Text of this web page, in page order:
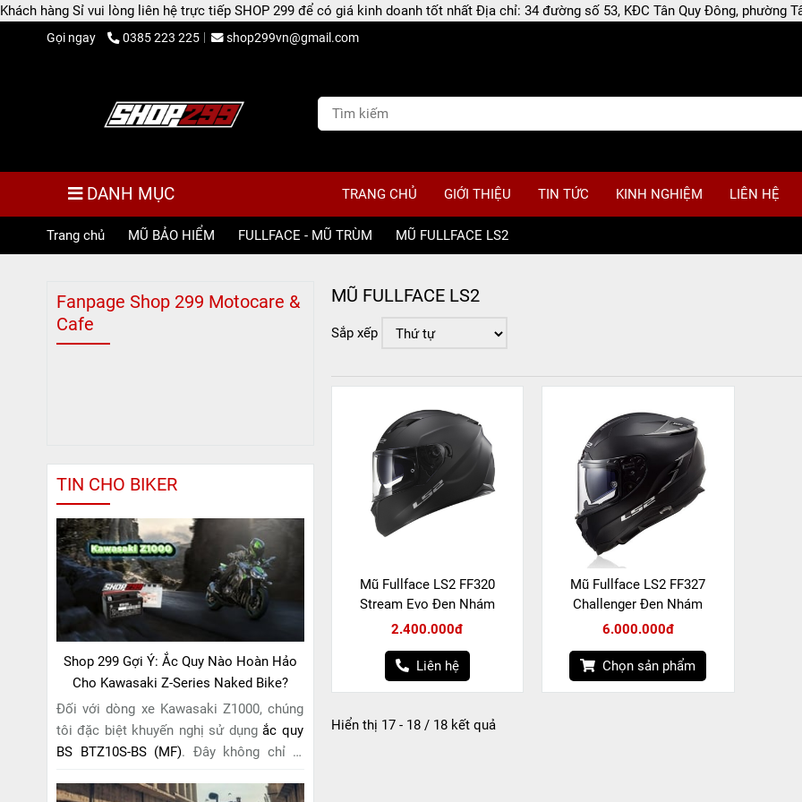
Gọi ngay 0385 223 225 shop299vn@gmail.com
DANH MỤC TRANG CHỦ GIỚI THIỆU TIN TỨC KINH NGHIỆM LIÊN HỆ
Trang chủ MŨ BẢO HIỂM FULLFACE - MŨ TRÙM MŨ FULLFACE LS2
MŨ FULLFACE LS2
Sắp xếp
Mũ Fullface LS2 FF320
Stream Evo Đen Nhám
2.400.000đ
Liên hệ
Mũ Fullface LS2 FF327
Challenger Đen Nhám
6.000.000đ
Chọn sản phẩm
Hiển thị 17 - 18 / 18 kết quả
Fanpage Shop 299 Motocare &
Cafe
TIN CHO BIKER
Shop 299 Gợi Ý: Ắc Quy Nào Hoàn Hảo
Cho Kawasaki Z-Series Naked Bike?
Đối với dòng xe Kawasaki Z1000, chúng
tôi đặc biệt khuyến nghị sử dụng ắc quy
BS BTZ10S-BS (MF). Đây không chỉ là
giải pháp hoàn hảo được thiết kế dành
Khách hàng Sỉ vui lòng liên hệ trực tiếp SHOP 299 để có giá kinh doanh tốt nhất Địa chỉ: 34 đường số 53, KĐC Tân Quy Đông, phường